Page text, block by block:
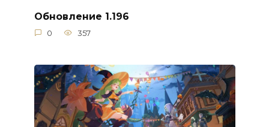
Обновление 1.196
0 357